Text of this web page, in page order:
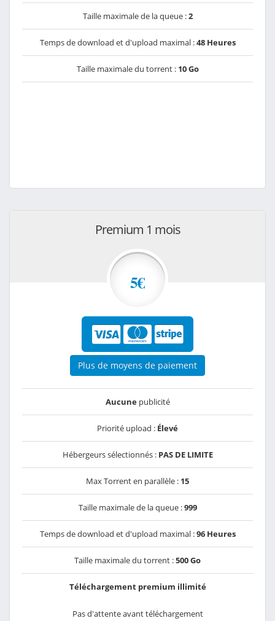
Taille maximale de la queue :2
Temps de download et d'upload maximal :48 Heures
Taille maximale du torrent : 10 Go
Premium 1 mois
5€
Plus de moyens de paiement
Aucunepublicité
Priorité upload : Élevé
Hébergeurs sélectionnés : PAS DE LIMITE
Max Torrent en parallèle : 15
Taille maximale de la queue :999
Temps de download et d'upload maximal :96 Heures
Taille maximale du torrent :500 Go
Téléchargement premium illimité
Pas d'attente avant téléchargement